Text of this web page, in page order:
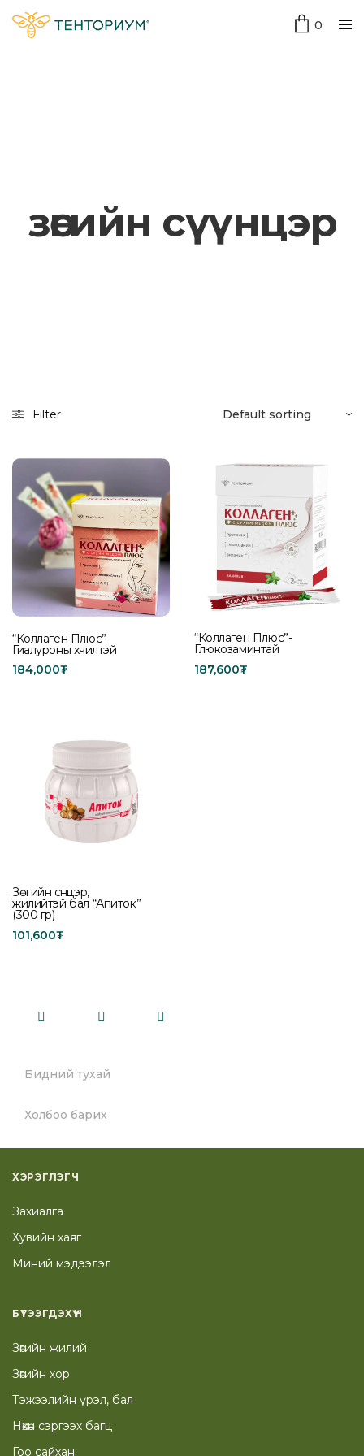
0
зөгийн сүүнцэр
Filter
“Коллаген Плюс”-
Гиалуроны хүчилтэй
184,000₮
“Коллаген Плюс”-
Глюкозаминтай
187,600₮
Зөгийн сүүнцэр,
жилийтэй бал “Апиток”
(300 гр)
101,600₮
Бидний тухай
Холбоо барих
ХЭРЭГЛЭГЧ
Захиалга
Хувийн хаяг
Миний мэдээлэл
БҮТЭЭГДЭХҮҮН
Зөгийн жилий
Зөгийн хор
Тэжээлийн үрэл, бал
Нөхөн сэргээх багц
Гоо сайхан